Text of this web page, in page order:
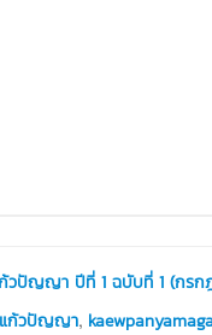
ก้วปัญญา ปีที่ 1 ฉบับที่ 1 (กรก
แก้วปัญญา,